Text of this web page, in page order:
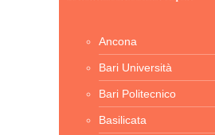
Ancona
Bari Università
Bari Politecnico
Basilicata